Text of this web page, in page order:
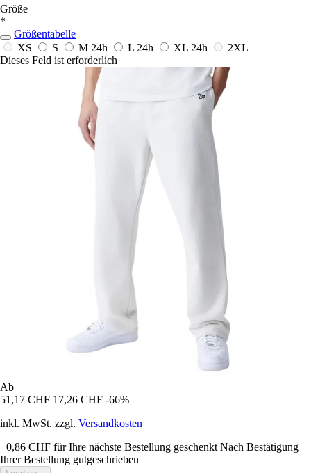
Größe
*
Größentabelle
XS
S M 24h L 24h XL 24h
2XL
Dieses Feld ist erforderlich
Ab
51,17 CHF 17,26 CHF -66%
inkl. MwSt. zzgl. Versandkosten
+0,86 CHF für Ihre nächste Bestellung geschenkt Nach Bestätigung
Ihrer Bestellung gutgeschrieben